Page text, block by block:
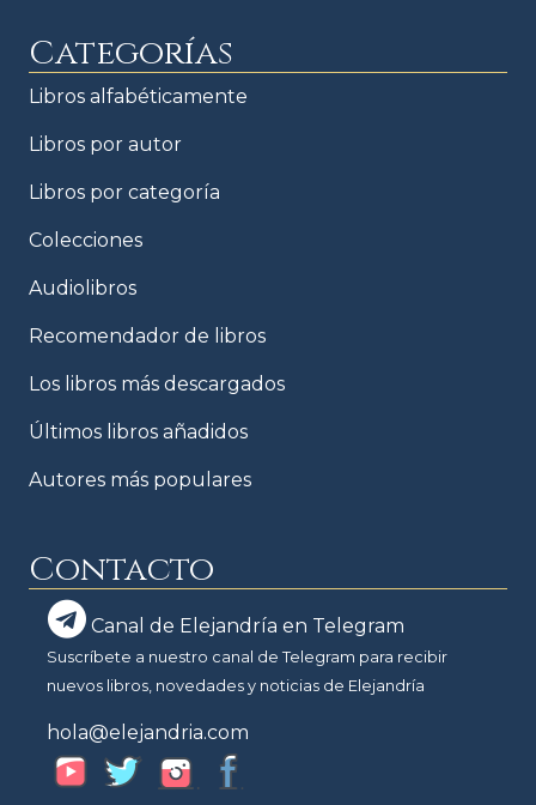
Categorías
Libros alfabéticamente
Libros por autor
Libros por categoría
Colecciones
Audiolibros
Recomendador de libros
Los libros más descargados
Últimos libros añadidos
Autores más populares
Contacto
Canal de Elejandría en Telegram
Suscríbete a nuestro canal de Telegram para recibir
nuevos libros, novedades y noticias de Elejandría
hola@elejandria.com